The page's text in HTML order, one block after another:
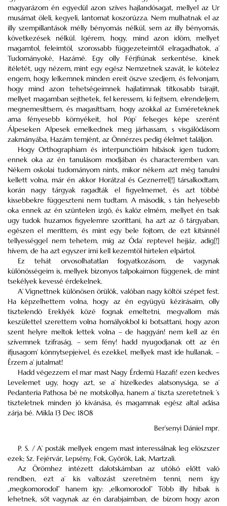
magyarázom én egyedül azon szíves hajlandósagat, mellyel az Ur
musámat öleli, kegyeli, lantomat koszorúzza. Nem mulhatnak el az
illy szempillantások mélly bényomás nélkül, sem az illy bényomás,
következések nélkül. Igérem, hogy, mind azon idöm, mellyet
magamtol, feleimtöl, szorossabb függezeteimtől elragadhatok, a’
Tudományoké, Hazámé. Egy olly Férjfiúnak serkentése, kinek
itéletét, ugy nézem, mint egy egész Nemzetnek szavát, le kötelez
engem, hogy lelkemnek minden ereit öszve szedjem, és felvonjam,
hogy mind azon tehetségeimnek hajlatimnak titkosabb tsirajit,
mellyet magamban sejthetek, fel keressem, ki fejtsem, elrendeljem,
megnemesíttsem, és magasíttsam, hogy azokkal az Esméreteknek
ama fényesebb környékeit, hol Póp’ felseges képe szerént
Álpeseken Alpesek emelkednek meg járhassam, s visgálódásom
zakmányába, Hazám temjént, az Önnérzes pedig élelmet találjon.
Hogy Orthographiam és interpunctióim hibások igen tudom;
ennek oka az én tanulásom modjában és characteremben van.
Nékem oskolai tudományom nints, mikor nékem azt még tanulni
kellett volna, már én akkor Horátzal és Geznerrel[!] társalkodtam,
korán nagy tárgyak ragadták el figyelmemet, és azt többé
kissebbekre függeszteni nem tudtam. A második, s tán helyesebb
oka ennek az én szüntelen izgó, és kalóz elmém, mellyet én tsak
ugy tudok huzamos figyelemre szorittani, ha azt az ő tárgyaban,
egészen el merittem, és mint egy bele fojtom, de ezt kitsinnél
tellyességgel nem tehetem, míg az Óda’ reptevel hejjáz, adig[!]
hívem, de ha azt egyszer irni kell kezemtöl hirtelen elpártol.
Ez tehát orvosolhatatlan fogyatkozásom, de vagynak
különösségeim is, mellyek bizonyos talpokaimon függenek, de mint
tsekélyek kevessé érdekelnek.
A’ Vignettnek különösen örülök, valóban nagy költöi szépet fest.
Ha képzelhettem volna, hogy az én együgyü kézirásaim, olly
tisztelendö Ereklyék közé fognak emeltetni, megvallom más
keszülettel szerettem volna homályokbol ki botsattani, hogy azon
szent helyre meltok lettek volna – de haggyán! nem kell az én
szívemnek tzifraság, – sem fény! hadd nyugodjanak ott az én
ifjusagom’ könnytsepjeivel, és ezekkel, mellyek mast ide hullanak. –
Érzem a’ jutalmat!
Hadd végezzem el mar mast Nagy Érdemü Hazafi! ezen kedves
Levelemet ugy, hogy azt, se a’ hizelkedes alatsonysága, se a’
Pedanteria Pathosa bé ne motskollya, hanem a’ tiszta szeretetnek ’s
tiszteletnek minden jó kivánása, és magamnak egész altal adása
zárja bé. Mikla 13 Dec 1808
Ber’senyi Dániel mpr.
P. S. / A’ posták mellyek engem mast interessálnak leg elöszszer
ezek; Sz. Fejérvár, Lepsény, Fok, Györök, Lak, Martzali.
Az Örömhez intézett dalotskámban az utólsó előtt való
rendben, ezt a’ kis valtozást szeretném tenni, nem így
„megkomorodol” hanem igy: „elkomorodol” Több illy hibak is
lehetnek, sőt vagynak az én darabjaimban, de bízom hogy azon